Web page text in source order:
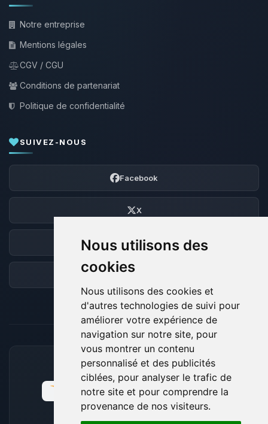
Nous utilisons des
cookies
Nous utilisons des cookies et
d'autres technologies de suivi pour
améliorer votre expérience de
navigation sur notre site, pour
vous montrer un contenu
personnalisé et des publicités
ciblées, pour analyser le trafic de
notre site et pour comprendre la
provenance de nos visiteurs.
Notre entreprise
Mentions légales
CGV / CGU
Conditions de partenariat
Politique de confidentialité
SUIVEZ-NOUS
Facebook
X
Discord
Forum
MOYENS DE PAIEMENT ACCEPTÉS